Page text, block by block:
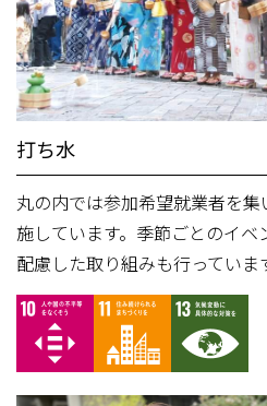
打ち水
丸の内では参加希望就業者を
施しています。季節ごとのイ
配慮した取り組みも行っていま